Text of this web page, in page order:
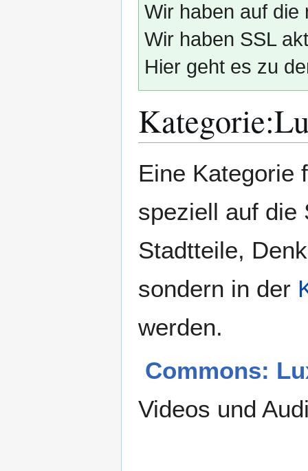
Wir haben auf die
Wir haben SSL
Hier geht es zu
Kategorie:
Navigation
Suche
Eine Kategorie
speziell auf die
Stadtteile,
sondern in der
werden.
Commons:
Videos und